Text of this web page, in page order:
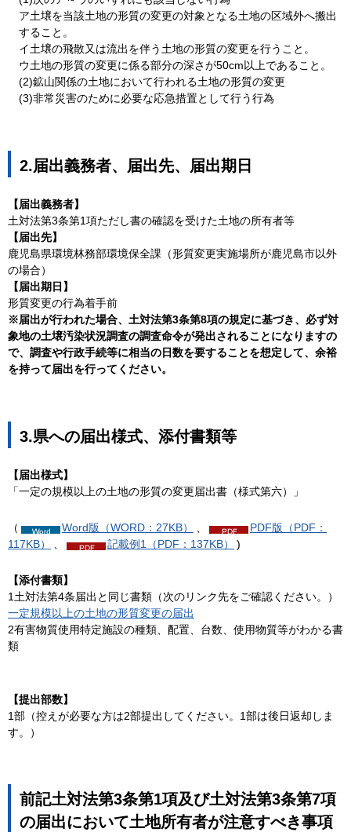
ア土壌を当該土地の形質の変更の対象となる土地の区域外へ搬出
すること。
イ土壌の飛散又は流出を伴う土地の形質の変更を行うこと。
ウ土地の形質の変更に係る部分の深さが50cm以上であること。
(2)鉱山関係の土地において行われる土地の形質の変更
(3)非常災害のために必要な応急措置として行う行為
2.届出義務者、届出先、届出期日
【届出義務者】
土対法第3条第1項ただし書の確認を受けた土地の所有者等
【届出先】
鹿児島県環境林務部環境保全課（形質変更実施場所が鹿児島市以外
の場合）
【届出期日】
形質変更の行為着手前
※届出が行われた場合、土対法第3条第8項の規定に基づき、必ず対
象地の土壌汚染状況調査の調査命令が発出されることになりますの
で、調査や行政手続等に相当の日数を要することを想定して、余裕
を持って届出を行ってください。
3.県への届出様式、添付書類等
【届出様式】
「一定の規模以上の土地の形質の変更届出書（様式第六）」
（ Word版（WORD：27KB）
PDF版（PDF：
117KB）
記載例1（PDF：137KB） )
【添付書類】
1土対法第4条届出と同じ書類（次のリンク先をご確認ください。）
一定規模以上の土地の形質変更の届出
2有害物質使用特定施設の種類、配置、台数、使用物質等がわかる書
類
【提出部数】
1部（控えが必要な方は2部提出してください。1部は後日返却しま
す。）
前記土対法第3条第1項及び土対法第3条第7項
の届出において土地所有者が注意すべき事項